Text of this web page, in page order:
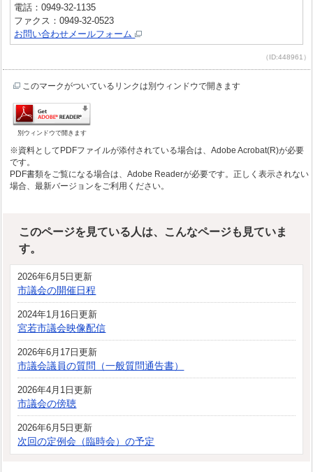
電話：0949-32-1135
ファクス：0949-32-0523
お問い合わせメールフォーム
（ID:448961）
このマークがついているリンクは別ウィンドウで開きます
別ウィンドウで開きます
※資料としてPDFファイルが添付されている場合は、Adobe Acrobat(R)が必要
です。
PDF書類をご覧になる場合は、Adobe Readerが必要です。正しく表示されない
場合、最新バージョンをご利用ください。
このページを見ている人は、こんなページも見ていま
す。
2026年6月5日更新
市議会の開催日程
2024年1月16日更新
宮若市議会映像配信
2026年6月17日更新
市議会議員の質問（一般質問通告書）
2026年4月1日更新
市議会の傍聴
2026年6月5日更新
次回の定例会（臨時会）の予定